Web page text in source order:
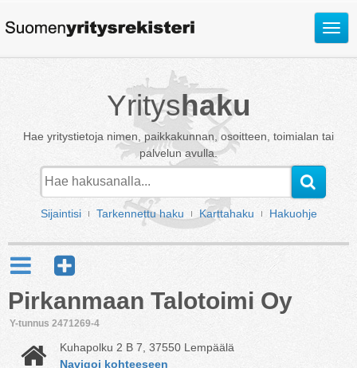
Avaa
Yrityshaku
Hae yritystietoja nimen, paikkakunnan, osoitteen, toimialan tai
palvelun avulla.
Sijaintisi Tarkennettu haku Karttahaku Hakuohje
Pirkanmaan Talotoimi Oy
Y-tunnus 2471269-4
Kuhapolku 2 B 7, 37550 Lempäälä
Navigoi kohteeseen